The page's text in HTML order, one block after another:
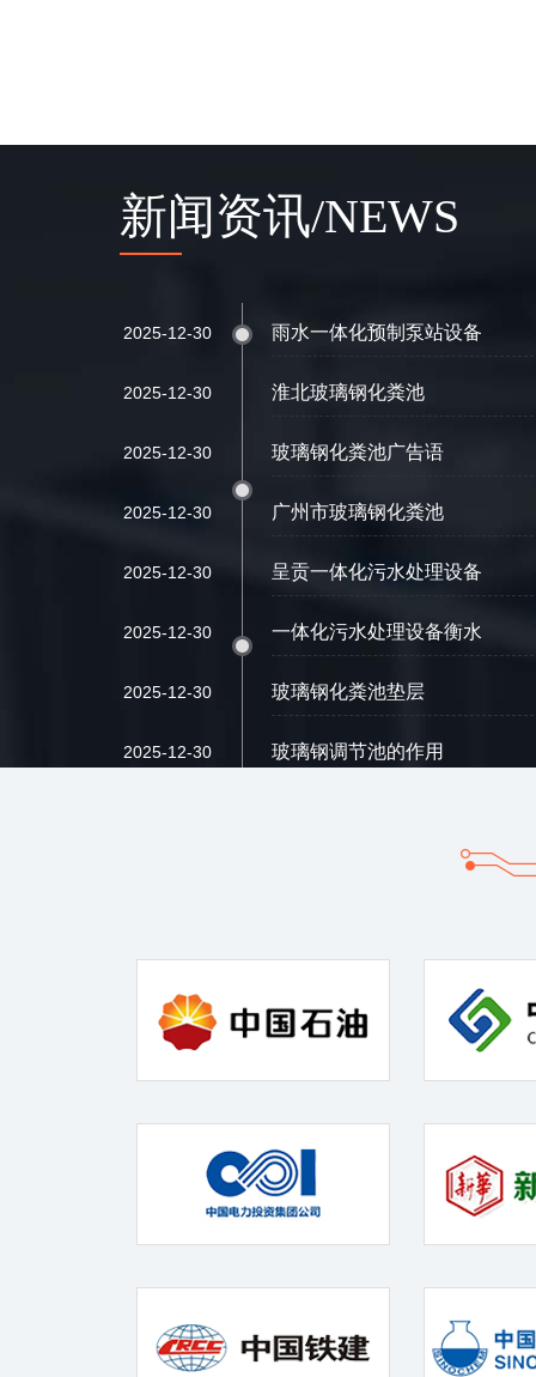
新闻资讯/NEWS
2025-12-30 雨水一体化预制泵站设备
2025-12-30 淮北玻璃钢化粪池
2025-12-30 玻璃钢化粪池广告语
2025-12-30 广州市玻璃钢化粪池
2025-12-30 呈贡一体化污水处理设备
2025-12-30 一体化污水处理设备衡水
2025-12-30 玻璃钢化粪池垫层
2025-12-30 玻璃钢调节池的作用